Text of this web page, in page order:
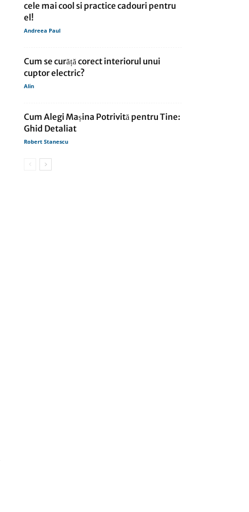
cele mai cool si practice cadouri pentru
el!
Andreea Paul
Cum se curăță corect interiorul unui
cuptor electric?
Alin
Cum Alegi Mașina Potrivită pentru Tine:
Ghid Detaliat
Robert Stanescu